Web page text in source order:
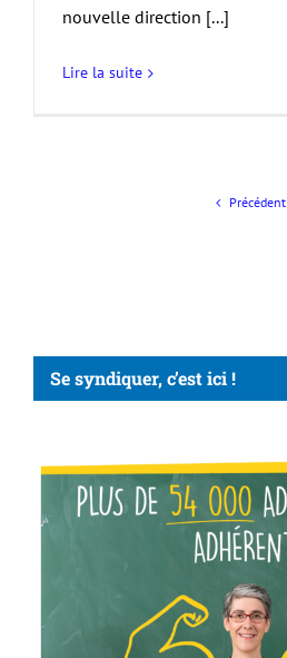
nouvelle direction [...]
Lire la suite
Précédent
Se syndiquer, c’est ici !